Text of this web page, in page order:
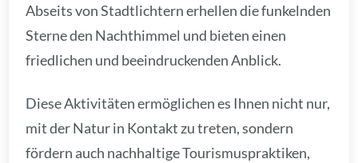
Abseits von Stadtlichtern erhellen die funkelnden
Sterne den Nachthimmel und bieten einen
friedlichen und beeindruckenden Anblick.
Diese Aktivitäten ermöglichen es Ihnen nicht nur,
mit der Natur in Kontakt zu treten, sondern
fördern auch nachhaltige Tourismuspraktiken,